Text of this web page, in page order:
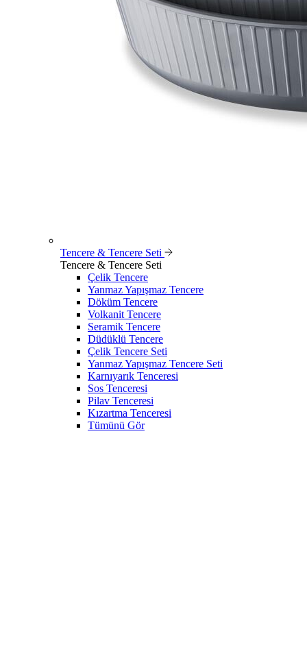
Tencere & Tencere Seti
Tencere & Tencere Seti
Çelik Tencere
Yanmaz Yapışmaz Tencere
Döküm Tencere
Volkanit Tencere
Seramik Tencere
Düdüklü Tencere
Çelik Tencere Seti
Yanmaz Yapışmaz Tencere Seti
Karnıyarık Tenceresi
Sos Tenceresi
Pilav Tenceresi
Kızartma Tenceresi
Tümünü Gör